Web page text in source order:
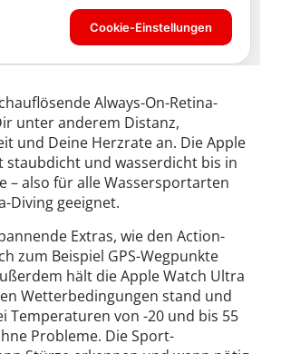
Always-On-Retina-
unter anderem Distanz,
und Deine Herzrate an. Die Apple
staubdicht und wasserdicht bis in
– also für alle Wassersportarten
Diving geeignet.
Extras, wie den Action-
zum Beispiel GPS-Wegpunkte
hält die Apple Watch Ultra
Wetterbedingungen stand und
Temperaturen von -20 und bis 55
Probleme. Die Sport-